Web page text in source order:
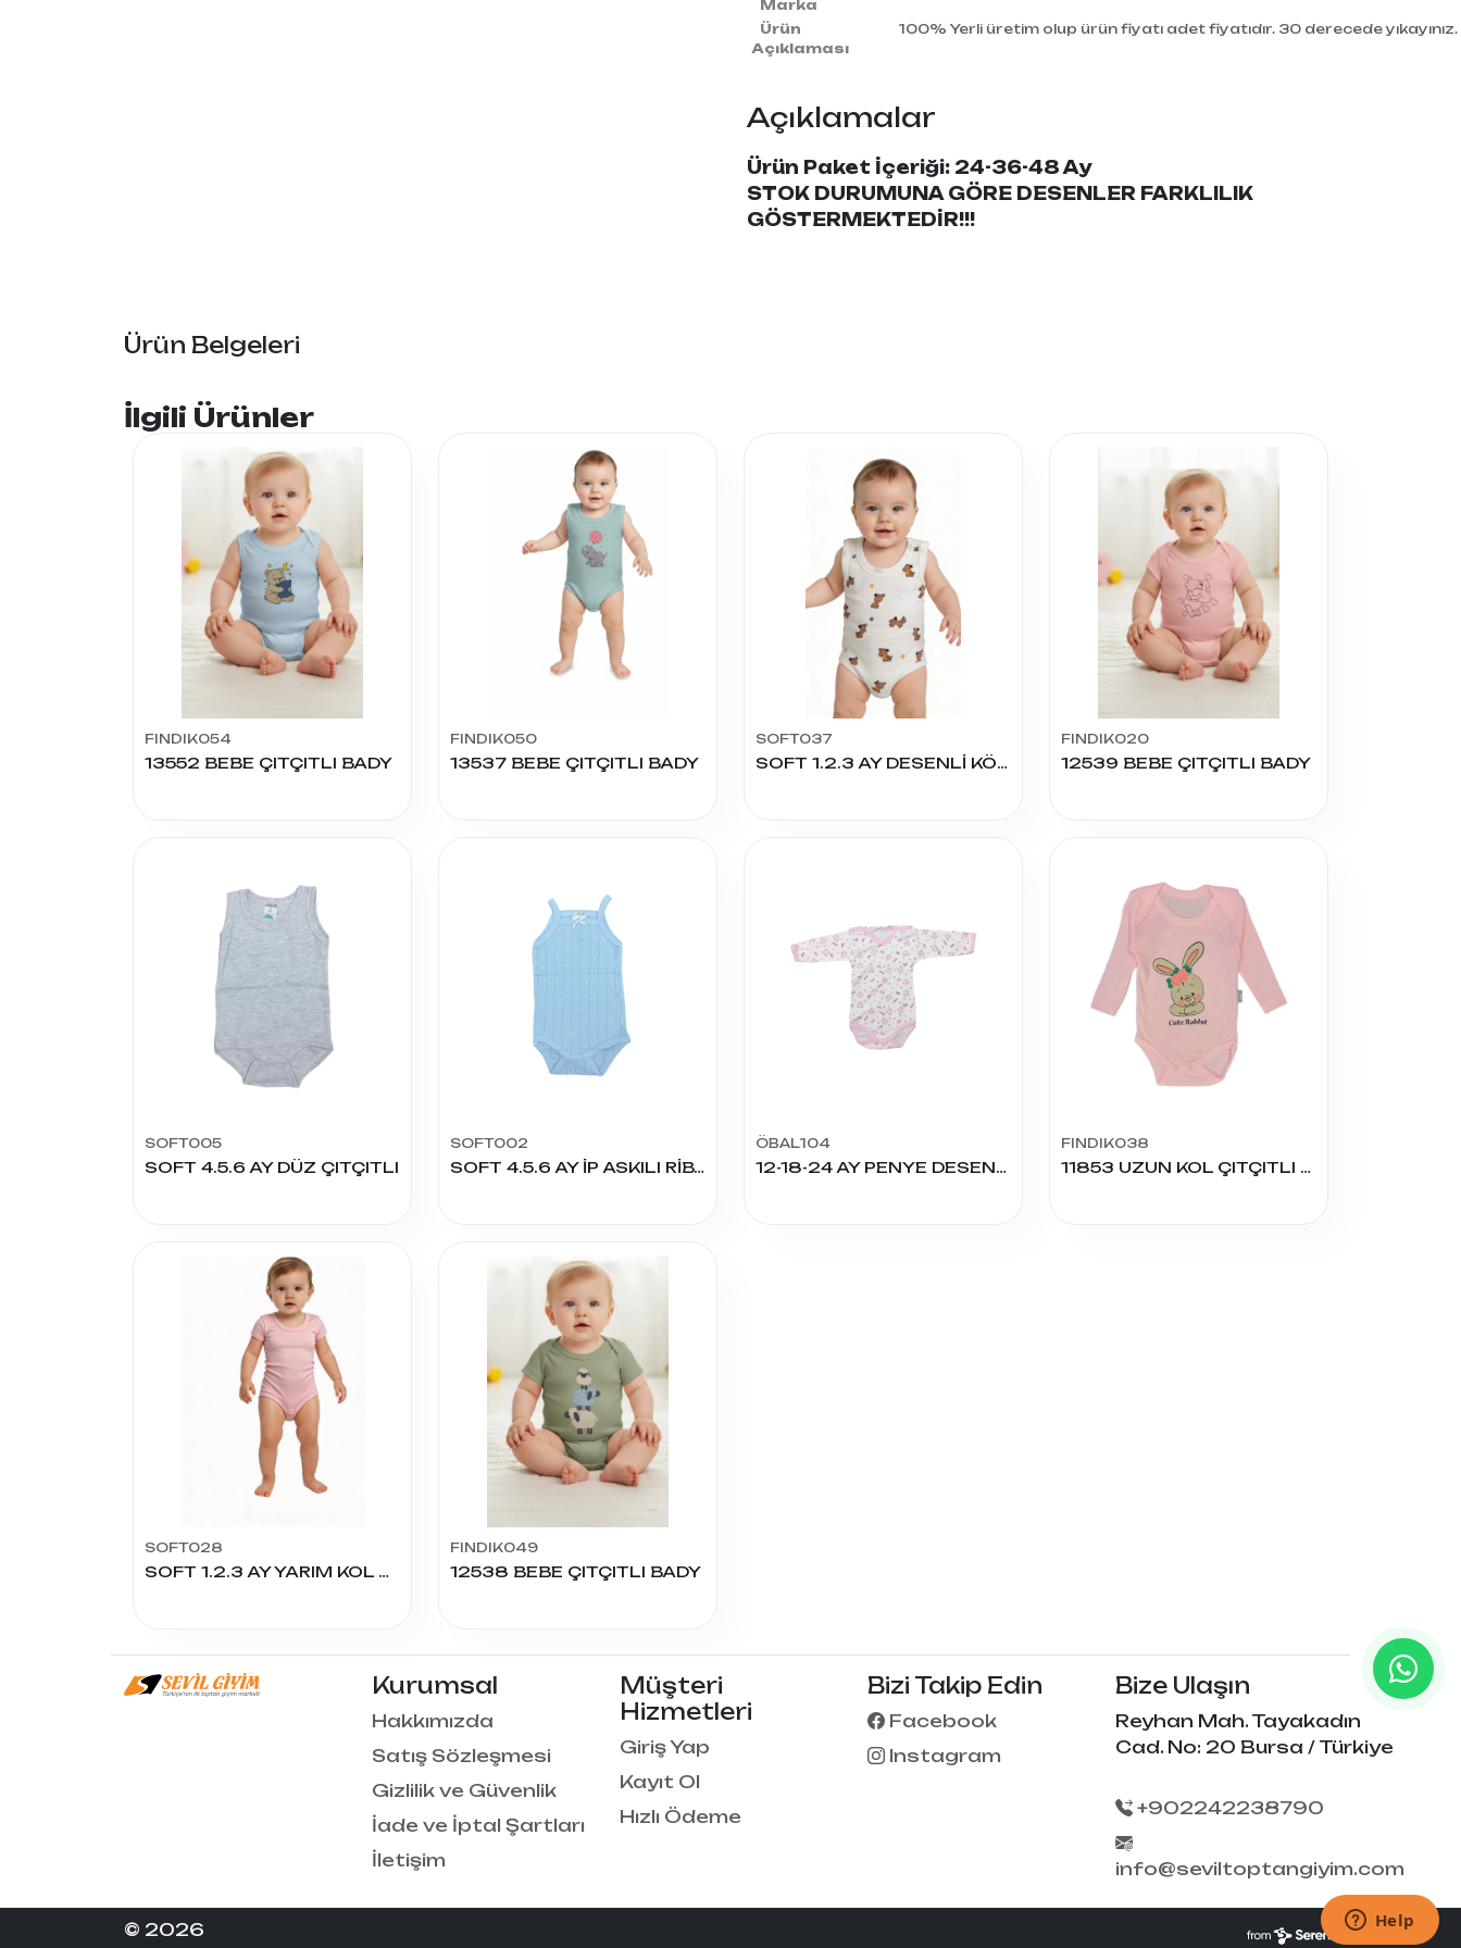
Marka
Ürün
Açıklaması
100% Yerli üretim olup ürün fiyatı adet fiyatıdır. 30 derecede yıkayınız.
Açıklamalar
Ürün Paket İçeriği: 24-36-48 Ay
STOK DURUMUNA GÖRE DESENLER FARKLILIK
GÖSTERMEKTEDİR!!!
Ürün Belgeleri
İlgili Ürünler
FINDIK054
13552 BEBE ÇITÇITLI BADY
FINDIK050
13537 BEBE ÇITÇITLI BADY
SOFT037
SOFT 1.2.3 AY DESENLİ KÖPEK ÇITÇITLI
FINDIK020
12539 BEBE ÇITÇITLI BADY
SOFT005
SOFT 4.5.6 AY DÜZ ÇITÇITLI
SOFT002
SOFT 4.5.6 AY İP ASKILI RİBANA ÇITÇITLI
ÖBAL104
12-18-24 AY PENYE DESENLİ BADY U.KOL
FINDIK038
11853 UZUN KOL ÇITÇITLI BADY
SOFT028
SOFT 1.2.3 AY YARIM KOL ÇITÇITLI
FINDIK049
12538 BEBE ÇITÇITLI BADY
Kurumsal
Hakkımızda
Satış Sözleşmesi
Gizlilik ve Güvenlik
İade ve İptal Şartları
İletişim
Müşteri
Hizmetleri
Giriş Yap
Kayıt Ol
Hızlı Ödeme
Bizi Takip Edin
Facebook
Instagram
Bize Ulaşın
Reyhan Mah. Tayakadın
Cad. No: 20 Bursa / Türkiye
+902242238790
info@seviltoptangiyim.com
© 2026